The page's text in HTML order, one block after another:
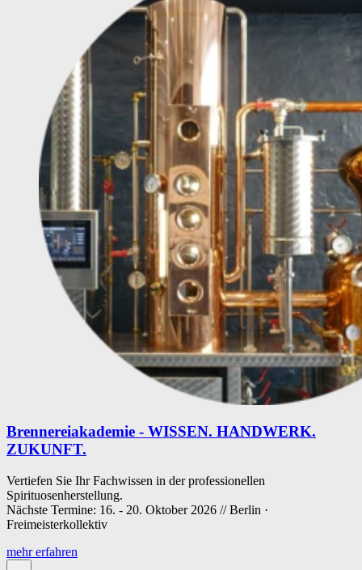
Brennereiakademie - WISSEN. HANDWERK.
ZUKUNFT.
Vertiefen Sie Ihr Fachwissen in der professionellen
Spirituosenherstellung.
Nächste Termine: 16. - 20. Oktober 2026 // Berlin ·
Freimeisterkollektiv
mehr erfahren